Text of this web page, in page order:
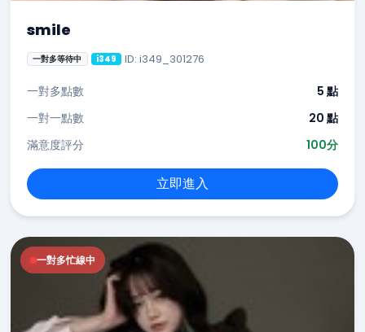
smile
一對多等待中 i349 ID: i349_301276
一對多點數
5 點
一對一點數
20 點
滿意度評分
100分
立即進入
一對多忙線中